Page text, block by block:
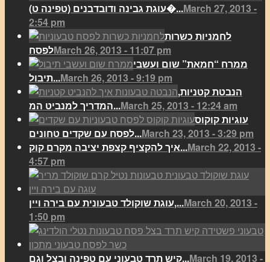
(עוגת גבינה ודובדבנים (טפינה ט�...March 27, 2013 -
2:54 pm
לחמניות כשרות
לפסחMarch 26, 2013 - 11:07 pm
ממרח “חמאת” שום ועשבי
תיבול...March 26, 2013 - 9:19 pm
הנבטת קטניות,
המדריך למנביט המ...March 25, 2013 - 12:24 am
עוגיות קוקוס
לפסח עם שקדים טחונים...March 23, 2013 - 3:29 pm
איך להקציף קצפת יציבה מקרם קוק...March 22, 2013 -
4:57 pm
עוגת שוקולד טבעונית עם בירה ויין,...March 20, 2013 -
1:50 pm
קיש תרד טבעוני עם טפינה ובצל וגם...March 19, 2013 -